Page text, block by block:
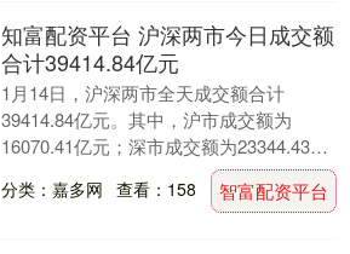
知富配资平台 沪深两市今日成交额
合计39414.84亿元
1月14日，沪深两市全天成交额合计
39414.84亿元。其中，沪市成交额为
16070.41亿元；深市成交额为23344.43亿
元；创业板成交额为11651.57....
分类：嘉多网 查看：158 智富配资平台